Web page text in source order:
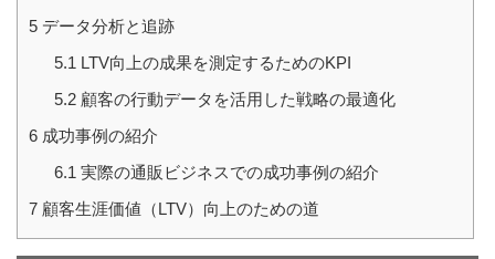
5 データ分析と追跡
5.1 LTV向上の成果を測定するためのKPI
5.2顧客の行動データを活用した戦略の最適化
6 成功事例の紹介
6.1 実際の通販ビジネスでの成功事例の紹介
7 顧客生涯価値（LTV）向上のための道